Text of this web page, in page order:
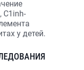
С1inh-
у детей.